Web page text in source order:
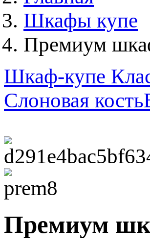
Шкафы купе
Премиум
Шкаф-купе
Слоновая кость
Премиум